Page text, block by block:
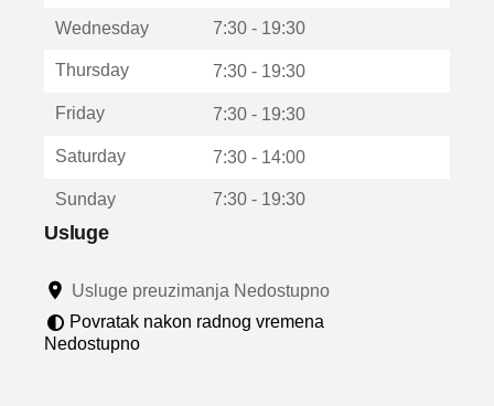
u
u
Wednesday 7:30 - 19:30
Thursday 7:30 - 19:30
Friday 7:30 - 19:30
Saturday 7:30 - 14:00
Sunday 7:30 - 19:30
Usluge
Usluge preuzimanja Nedostupno
Povratak nakon radnog vremena
Nedostupno